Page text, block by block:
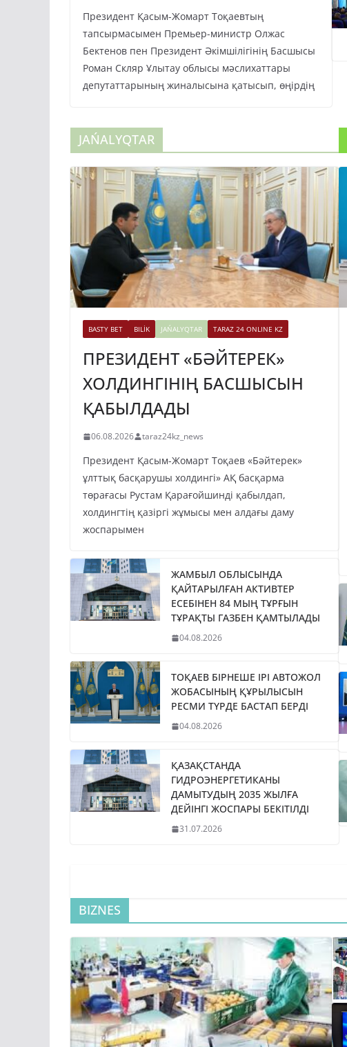
Президент Қасым-Жомарт Тоқаевтың
тапсырмасымен Премьер-министр Олжас
Бектенов пен Президент Әкімшілігінің Басшысы
Роман Скляр Ұлытау облысы мәслихаттары
депутаттарының жиналысына қатысып, өңірдің
JAŃALYQTAR
BASTY BET BILİK JAŃALYQTAR TARAZ 24 ONLINE KZ
ПРЕЗИДЕНТ «БӘЙТЕРЕК»
ХОЛДИНГІНІҢ БАСШЫСЫН
ҚАБЫЛДАДЫ
06.08.2026 taraz24kz_news
Президент Қасым-Жомарт Тоқаев «Бәйтерек»
ұлттық басқарушы холдингі» АҚ басқарма
төрағасы Рустам Қарағойшинді қабылдап,
холдингтің қазіргі жұмысы мен алдағы даму
жоспарымен
ЖАМБЫЛ ОБЛЫСЫНДА
ҚАЙТАРЫЛҒАН АКТИВТЕР
ЕСЕБІНЕН 84 МЫҢ ТҰРҒЫН
ТҰРАҚТЫ ГАЗБЕН ҚАМТЫЛАДЫ
04.08.2026
ТОҚАЕВ БІРНЕШЕ ІРІ АВТОЖОЛ
ЖОБАСЫНЫҢ ҚҰРЫЛЫСЫН
РЕСМИ ТҮРДЕ БАСТАП БЕРДІ
04.08.2026
ҚАЗАҚСТАНДА
ГИДРОЭНЕРГЕТИКАНЫ
ДАМЫТУДЫҢ 2035 ЖЫЛҒА
ДЕЙІНГІ ЖОСПАРЫ БЕКІТІЛДІ
31.07.2026
BIZNES